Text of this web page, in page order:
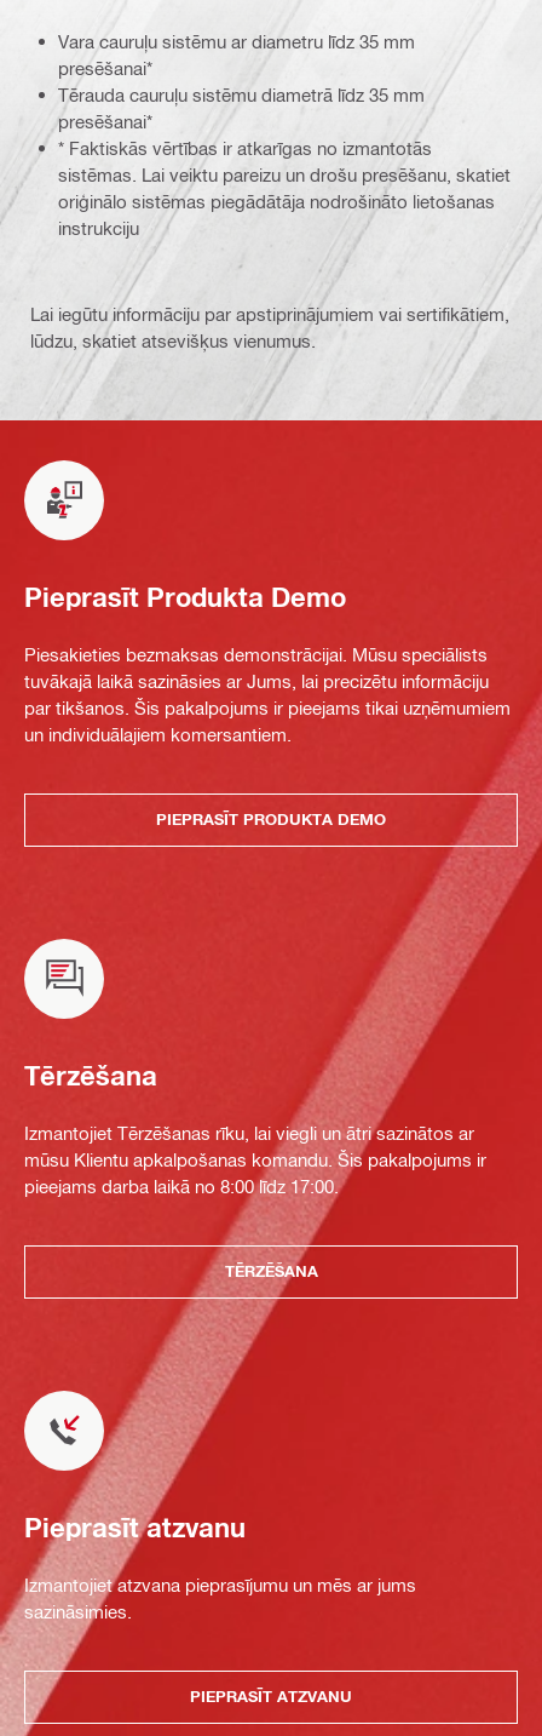
Vara cauruļu sistēmu ar diametru līdz 35 mm
presēšanai*
Tērauda cauruļu sistēmu diametrā līdz 35 mm
presēšanai*
* Faktiskās vērtības ir atkarīgas no izmantotās
sistēmas. Lai veiktu pareizu un drošu presēšanu, skatiet
oriģinālo sistēmas piegādātāja nodrošināto lietošanas
instrukciju
Lai iegūtu informāciju par apstiprinājumiem vai sertifikātiem,
lūdzu, skatiet atsevišķus vienumus.
Pieprasīt Produkta Demo
Piesakieties bezmaksas demonstrācijai. Mūsu speciālists
tuvākajā laikā sazināsies ar Jums, lai precizētu informāciju
par tikšanos. Šis pakalpojums ir pieejams tikai uzņēmumiem
un individuālajiem komersantiem.
PIEPRASĪT PRODUKTA DEMO
Tērzēšana
Izmantojiet Tērzēšanas rīku, lai viegli un ātri sazinātos ar
mūsu Klientu apkalpošanas komandu. Šis pakalpojums ir
pieejams darba laikā no 8:00 līdz 17:00.
TĒRZĒŠANA
Pieprasīt atzvanu
Izmantojiet atzvana pieprasījumu un mēs ar jums
sazināsimies.
PIEPRASĪT ATZVANU